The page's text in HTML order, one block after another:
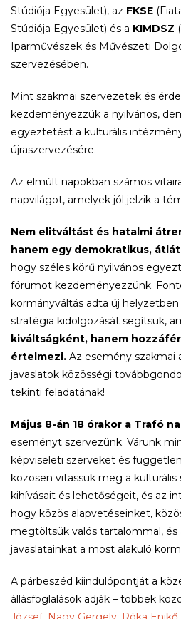
Stúdiója Egyesület), az FKSE
Stúdiója Egyesület) és a KIMDSZ
Iparművészek és Művészeti
szervezésében.
Mint szakmai szervezetek és
kezdeményezzük a nyilvános,
egyeztetést a kulturális
újraszervezésére.
Az elmúlt napokban számos
napvilágot, amelyek jól jelzik a
Nem elitváltást és hatalmi
hanem egy demokratikus,
hogy széles körű nyilvános
fórumot kezdeményezzünk.
kormányváltás adta új
stratégia kidolgozását segítsük,
kiváltságként, hanem
értelmezi. Az esemény szakmai
javaslatok közösségi
tekinti feladatának!
Május 8-án 18 órakor a Trafó
eseményt szervezünk. Várunk
képviseleti szerveket és
közösen vitassuk meg a kulturális
kihívásait és lehetőségeit, és az
hogy közös alapvetéseinket,
megtöltsük valós tartalommal, és
javaslatainkat a most alakuló
A párbeszéd kiindulópontját a
állásfoglalások adják – többek